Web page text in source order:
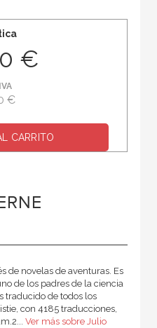
€
€
CARRITO
de novelas de aventuras. Es
de los padres de la ciencia
traducido de todos los
con 4185 traducciones,
Ver más sobre Julio